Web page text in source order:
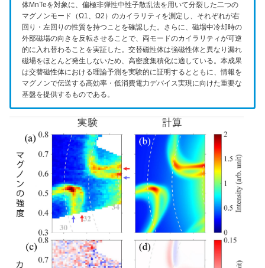
体MnTeを対象に、偏極非弾性中性子散乱法を用いて分裂した二つの
マグノンモード（Ω1、Ω2）のカイラリティを測定し、それぞれが右
回り・左回りの性質を持つことを確認した。さらに、磁場中冷却時の
外部磁場の向きを反転させることで、両モードのカイラリティが可逆
的に入れ替わることを実証した。交替磁性体は強磁性体と異なり漏れ
磁場をほとんど発生しないため、高密度集積化に適している。本成果
は交替磁性体における理論予測を実験的に証明するとともに、情報を
マグノンで伝送する高効率・低消費電力デバイス実現に向けた重要な
基盤を提供するものである。